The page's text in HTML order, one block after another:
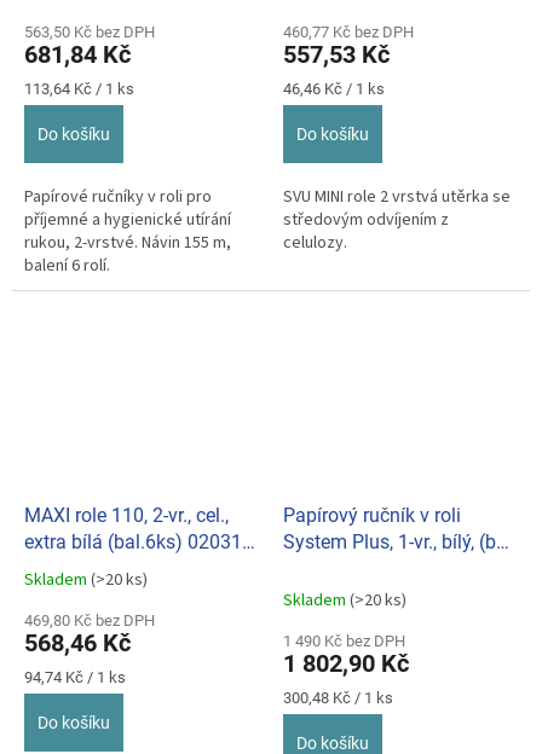
563,50 Kč bez DPH
681,84 Kč
Měrná
cena:
113,64 Kč / 1 ks
Do košíku
Papírové ručníky v roli pro
příjemné a hygienické utírání
rukou, 2-vrstvé. Návin 155 m,
balení 6 rolí.
460,77 Kč bez DPH
557,53 Kč
Měrná
cena:
46,46 Kč / 1 ks
Do košíku
SVU MINI role 2 vrstvá utěrka se
středovým odvíjením z
celulozy.
MAXI role 110, 2-vr., cel.,
extra bílá (bal.6ks) 020311
(020211)
Průměrné
produktu
je
5,0
z
Skladem (>20 ks)
469,80 Kč bez DPH
568,46 Kč
Měrná
cena:
94,74 Kč / 1 ks
Do košíku
Papírový ručník v roli
System Plus, 1-vr., bílý, (bal.
Skladem (>20 ks)
1 490 Kč bez DPH
1 802,90 Kč
Měrná
cena:
300,48 Kč / 1 ks
Do košíku